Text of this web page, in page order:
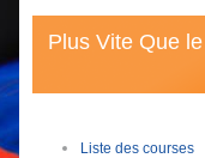
Plus Vite Que
Liste des courses